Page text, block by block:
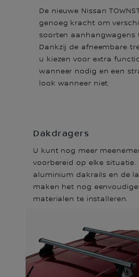
De nieuwe Nissan
genoeg kracht om
soorten aanhangwagens
Dankzij de afneembare
u kiezen voor extra
wanneer nodig en een
look wanneer niet.
Dakdragers
U kunt nog meer
voorbereid op elke situatie.
aluminium dakrails en de
maken het nog
materialen te installeren.